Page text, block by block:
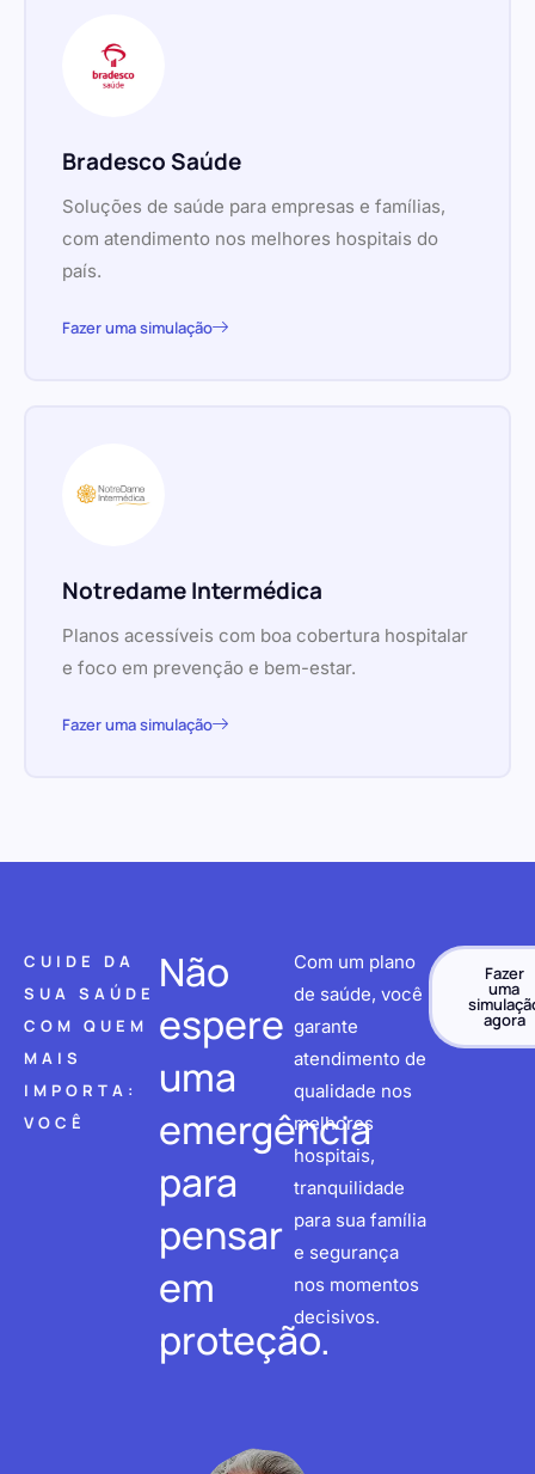
Bradesco Saúde
Soluções de saúde para empresas e famílias,
com atendimento nos melhores hospitais do
país.
Fazer uma simulação
Notredame Intermédica
Planos acessíveis com boa cobertura hospitalar
e foco em prevenção e bem-estar.
Fazer uma simulação
CUIDE DA
SUA SAÚDE
COM QUEM
MAIS
IMPORTA:
VOCÊ
Não
espere
uma
emergência
para
pensar
em
proteção.
Com um plano
de saúde, você
garante
atendimento de
qualidade nos
melhores
hospitais,
tranquilidade
para sua família
e segurança
nos momentos
decisivos.
Fazer
uma
agora